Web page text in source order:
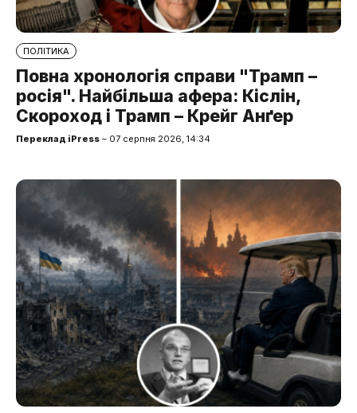
ПОЛІТИКА
Повна хронологія справи "Трамп –
росія". Найбільша афера: Кіслін,
Скороход і Трамп – Крейг Анґер
Переклад iPress – 07 серпня 2026, 14:34